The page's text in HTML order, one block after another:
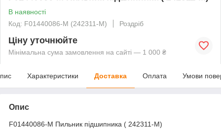
В наявності
Код: F01440086-М (242311-M)
Роздріб
Ціну уточнюйте
Мінімальна сума замовлення на сайті — 1 000 ₴
Характеристики Доставка Оплата Умови
Опис
F01440086-М Пильник підшипника ( 242311-M)